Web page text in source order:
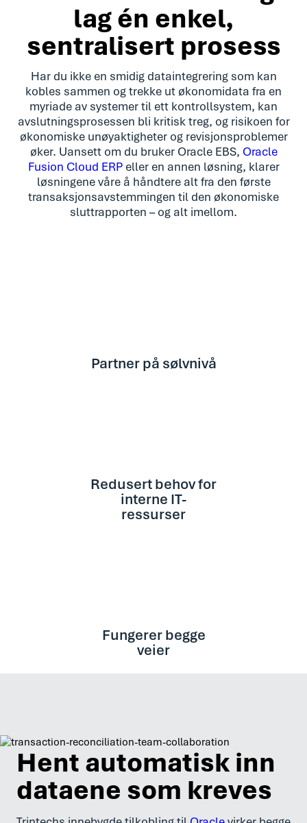
lag én enkel,
sentralisert prosess
Har du ikke en smidig dataintegrering som kan
kobles sammen og trekke ut økonomidata fra en
myriade av systemer til ett kontrollsystem, kan
avslutningsprosessen bli kritisk treg, og risikoen for
økonomiske unøyaktigheter og revisjonsproblemer
øker. Uansett om du bruker Oracle EBS, Oracle
Fusion Cloud ERPeller en annen løsning, klarer
løsningene våre å håndtere alt fra den første
transaksjonsavstemmingen til den økonomiske
sluttrapporten – og alt imellom.
Partner på sølvnivå
Redusert behov for
interne IT-
ressurser
Fungerer begge
veier
Hent automatisk inn
dataene som kreves